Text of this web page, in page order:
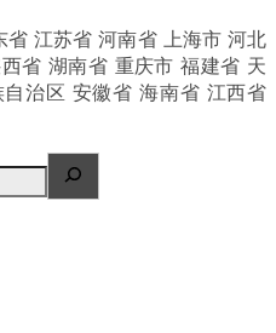
江苏省 河南省 上海市 河北
省 湖南省 重庆市 福建省 天
治区 安徽省 海南省 江西省